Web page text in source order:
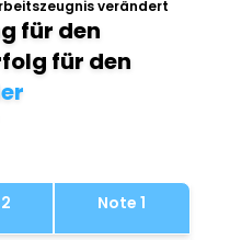
verändert
für den
für den
Note 1